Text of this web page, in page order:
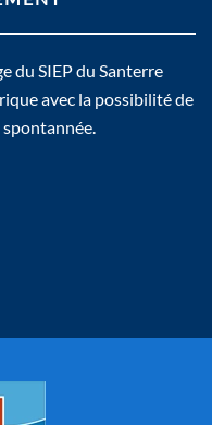
du SIEP du Santerre
avec la possibilité de